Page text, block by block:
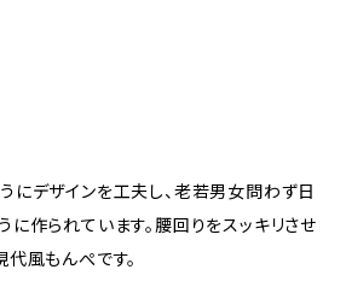
にデザインを工夫し、老若男女問わず日
に作られています。腰回りをスッキリさせ
風もんぺです。